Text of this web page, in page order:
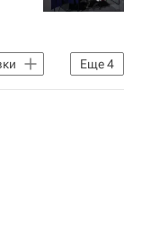
Еще4